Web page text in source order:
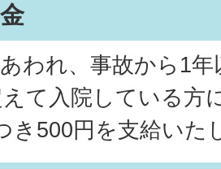
われ、事故から1
て入院している方
き500円を支給いた